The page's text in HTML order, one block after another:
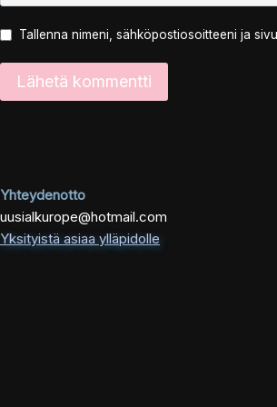
Tallenna nimeni, sähköpostiosoitteeni ja
Yhteydenotto
uusialkurope@hotmail.com
Yksityistä asiaa ylläpidolle